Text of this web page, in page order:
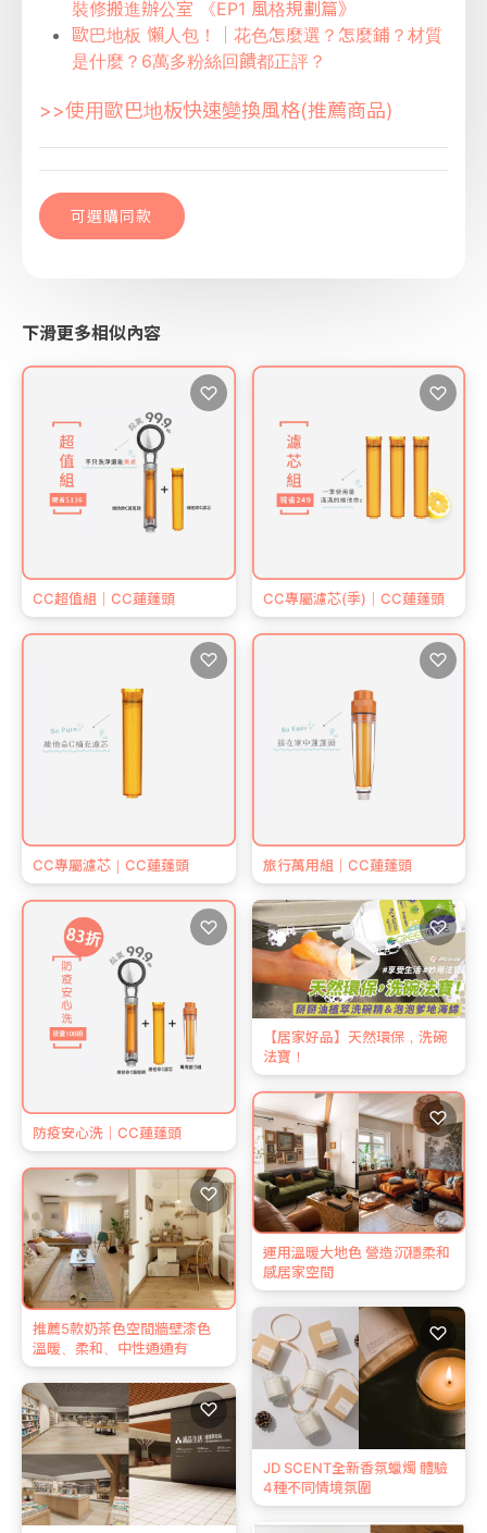
裝修搬進辦公室 《EP1 風格規劃篇》
歐巴地板 懶人包！｜花色怎麼選？怎麼鋪？材質
是什麼？6萬多粉絲回饋都正評？
>>使用歐巴地板快速變換風格(推薦商品)
可選購同款
下滑更多相似內容
CC超值組｜CC蓮蓬頭
♡
CC專屬濾芯(季)｜CC蓮蓬頭
♡
CC專屬濾芯｜CC蓮蓬頭
♡
旅行萬用組｜CC蓮蓬頭
♡
防疫安心洗｜CC蓮蓬頭
♡
【居家好品】天然環保，洗碗
法寶！
♡
推薦5款奶茶色空間牆壁漆色
溫暖、柔和、中性通通有
♡
運用溫暖大地色 營造沉穩柔和
感居家空間
♡
♡
JD SCENT全新香氛蠟燭 體驗
4種不同情境氛圍
♡